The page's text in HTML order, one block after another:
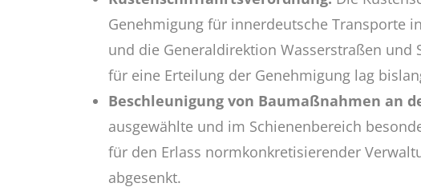
Genehmigung für innerdeutsche Transporte
und die Generaldirektion Wasserstraßen und
für eine Erteilung der Genehmigung lag
Beschleunigung von Baumaßnahmen an
ausgewählte und im Schienenbereich
für den Erlass normkonkretisierender
abgesenkt.